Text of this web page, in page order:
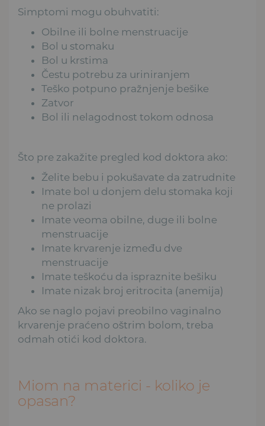
Simptomi mogu obuhvatiti:
Obilne ili bolne menstruacije
Bol u stomaku
Bol u krstima
Čestu potrebu za uriniranjem
Teško potpuno pražnjenje bešike
Zatvor
Bol ili nelagodnost tokom odnosa
Što pre zakažite pregled kod doktora ako:
Želite bebu i pokušavate da zatrudnite
Imate bol u donjem delu stomaka koji
ne prolazi
Imate veoma obilne, duge ili bolne
menstruacije
Imate krvarenje između dve
menstruacije
Imate teškoću da ispraznite bešiku
Imate nizak broj eritrocita (anemija)
Ako se naglo pojavi preobilno vaginalno
krvarenje praćeno oštrim bolom, treba
odmah otići kod doktora.
Miom na materici - koliko je
opasan?